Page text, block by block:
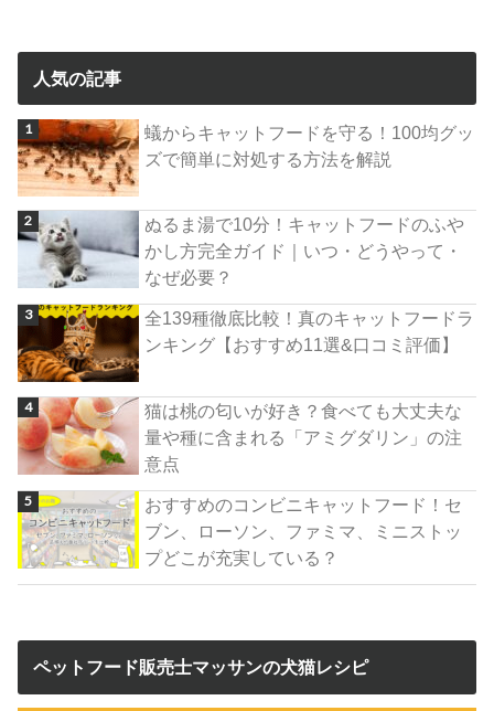
人気の記事
蟻からキャットフードを守る！100均グッ
ズで簡単に対処する方法を解説
ぬるま湯で10分！キャットフードのふや
かし方完全ガイド｜いつ・どうやって・
なぜ必要？
全139種徹底比較！真のキャットフードラ
ンキング【おすすめ11選&口コミ評価】
猫は桃の匂いが好き？食べても大丈夫な
量や種に含まれる「アミグダリン」の注
意点
おすすめのコンビニキャットフード！セ
ブン、ローソン、ファミマ、ミニストッ
プどこが充実している？
ペットフード販売士マッサンの犬猫レシピ